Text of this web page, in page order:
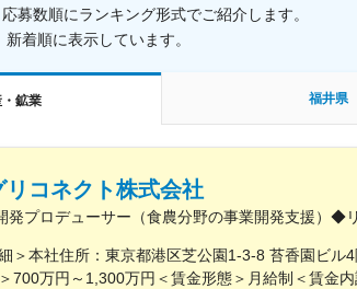
募数順にランキング形式でご紹介します。
着順に表示しています。
鉱業 福井県
リコネクト株式会社
発プロデューサー（食農分野の事業開発支援）◆